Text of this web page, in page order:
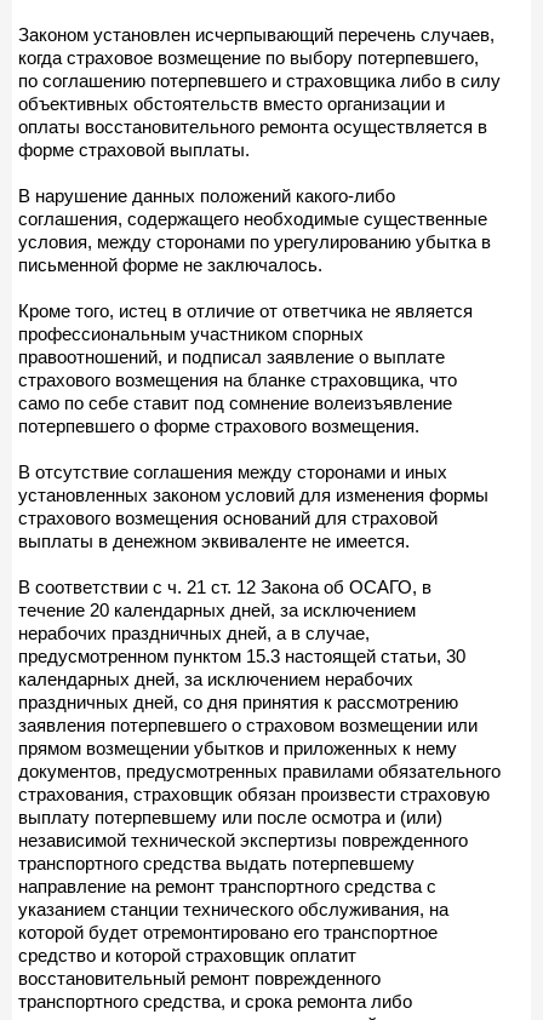
Законом установлен исчерпывающий перечень случаев,
когда страховое возмещение по выбору потерпевшего,
по соглашению потерпевшего и страховщика либо в силу
объективных обстоятельств вместо организации и
оплаты восстановительного ремонта осуществляется в
форме страховой выплаты.
В нарушение данных положений какого-либо
соглашения, содержащего необходимые существенные
условия, между сторонами по урегулированию убытка в
письменной форме не заключалось.
Кроме того, истец в отличие от ответчика не является
профессиональным участником спорных
правоотношений, и подписал заявление о выплате
страхового возмещения на бланке страховщика, что
само по себе ставит под сомнение волеизъявление
потерпевшего о форме страхового возмещения.
В отсутствие соглашения между сторонами и иных
установленных законом условий для изменения формы
страхового возмещения оснований для страховой
выплаты в денежном эквиваленте не имеется.
В соответствии с ч. 21 ст. 12 Закона об ОСАГО, в
течение 20 календарных дней, за исключением
нерабочих праздничных дней, а в случае,
предусмотренном пунктом 15.3 настоящей статьи, 30
календарных дней, за исключением нерабочих
праздничных дней, со дня принятия к рассмотрению
заявления потерпевшего о страховом возмещении или
прямом возмещении убытков и приложенных к нему
документов, предусмотренных правилами обязательного
страхования, страховщик обязан произвести страховую
выплату потерпевшему или после осмотра и (или)
независимой технической экспертизы поврежденного
транспортного средства выдать потерпевшему
направление на ремонт транспортного средства с
указанием станции технического обслуживания, на
которой будет отремонтировано его транспортное
средство и которой страховщик оплатит
восстановительный ремонт поврежденного
транспортного средства, и срока ремонта либо